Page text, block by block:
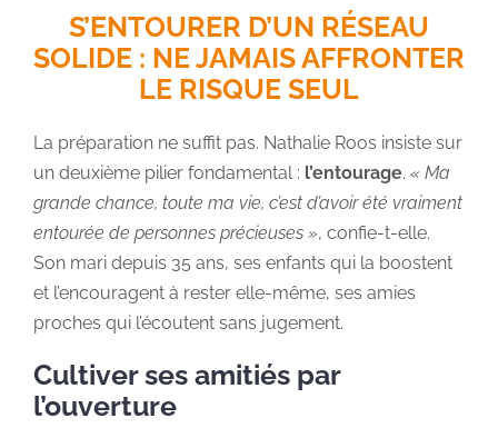
S’ENTOURER D’UN RÉSEAU
SOLIDE : NE JAMAIS AFFRONTER
LE RISQUE SEUL
La préparation ne suffit pas. Nathalie Roos insiste sur
un deuxième pilier fondamental : l’entourage. « Ma
grande chance, toute ma vie, c’est d’avoir été vraiment
entourée de personnes précieuses », confie-t-elle.
Son mari depuis 35 ans, ses enfants qui la boostent
et l’encouragent à rester elle-même, ses amies
proches qui l’écoutent sans jugement.
Cultiver ses amitiés par
l’ouverture